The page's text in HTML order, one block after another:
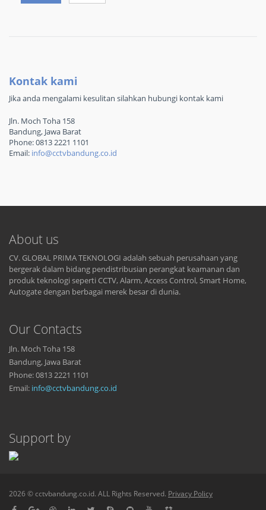
Kontak kami
Jika anda mengalami kesulitan silahkan hubungi kontak kami
Jln. Moch Toha 158
Bandung, Jawa Barat
Phone: 0813 2221 1101
Email: info@cctvbandung.co.id
About us
CV. GLOBAL PRIMA TEKNOLOGI adalah sebuah perusahaan yang
bergerak dalam bidang pendistribusian perangkat keamanan dan
produk teknologi seperti CCTV, Alarm, Access Control, Smart Home,
Autogate dengan berbagai merek besar di dunia.
Our Contacts
Jln. Moch Toha 158
Bandung, Jawa Barat
Phone: 0813 2221 1101
Email: info@cctvbandung.co.id
Support by
2026 © cctvbandung.co.id. ALL Rights Reserved. Privacy Policy